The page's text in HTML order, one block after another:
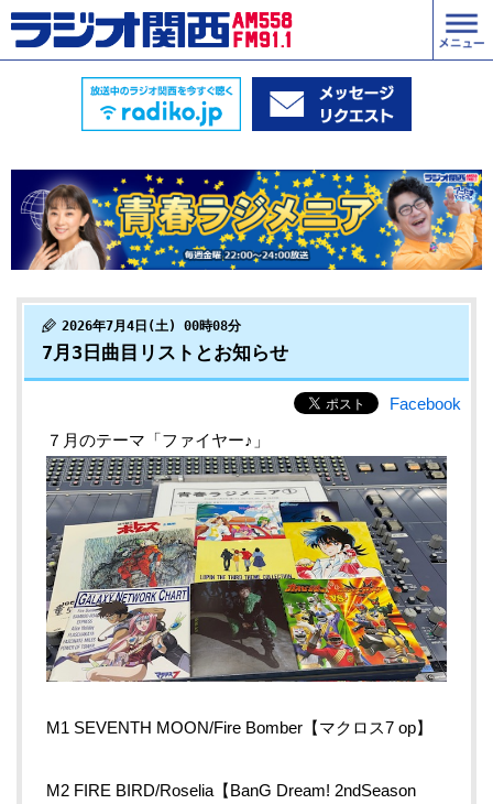
2026年7月4日(土) 00時08分
7月3日曲目リストとお知らせ
Facebook
７月のテーマ「ファイヤー♪」
M1 SEVENTH MOON/Fire Bomber【マクロス7 op】
M2 FIRE BIRD/Roselia【BanG Dream! 2ndSeason